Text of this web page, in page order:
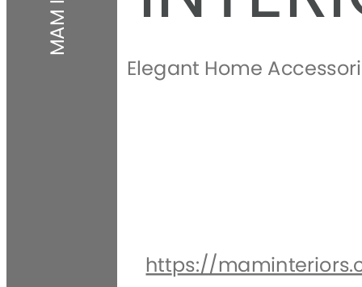
https://
Elegant Home